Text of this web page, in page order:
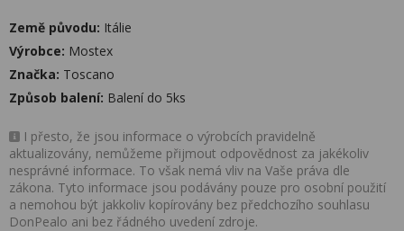
Země původu: Itálie
Výrobce: Mostex
Značka: Toscano
Způsob balení: Balení do 5ks
I přesto, že jsou informace o výrobcích pravidelně
aktualizovány, nemůžeme přijmout odpovědnost za jakékoliv
nesprávné informace. To však nemá vliv na Vaše práva dle
zákona. Tyto informace jsou podávány pouze pro osobní použití
a nemohou být jakkoliv kopírovány bez předchozího souhlasu
DonPealo ani bez řádného uvedení zdroje.